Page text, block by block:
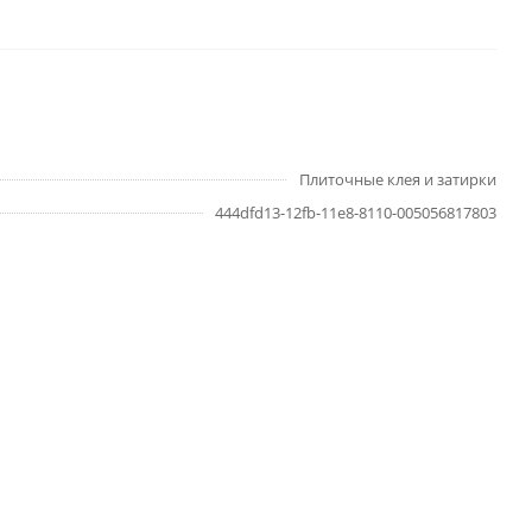
Плиточные клея и затирки
444dfd13-12fb-11e8-8110-005056817803